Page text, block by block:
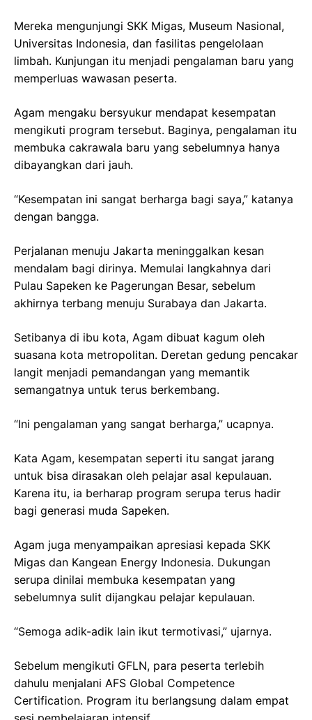
Mereka mengunjungi SKK Migas, Museum Nasional,
Universitas Indonesia, dan fasilitas pengelolaan
limbah. Kunjungan itu menjadi pengalaman baru yang
memperluas wawasan peserta.
Agam mengaku bersyukur mendapat kesempatan
mengikuti program tersebut. Baginya, pengalaman itu
membuka cakrawala baru yang sebelumnya hanya
dibayangkan dari jauh.
“Kesempatan ini sangat berharga bagi saya,” katanya
dengan bangga.
Perjalanan menuju Jakarta meninggalkan kesan
mendalam bagi dirinya. Memulai langkahnya dari
Pulau Sapeken ke Pagerungan Besar, sebelum
akhirnya terbang menuju Surabaya dan Jakarta.
Setibanya di ibu kota, Agam dibuat kagum oleh
suasana kota metropolitan. Deretan gedung pencakar
langit menjadi pemandangan yang memantik
semangatnya untuk terus berkembang.
“Ini pengalaman yang sangat berharga,” ucapnya.
Kata Agam, kesempatan seperti itu sangat jarang
untuk bisa dirasakan oleh pelajar asal kepulauan.
Karena itu, ia berharap program serupa terus hadir
bagi generasi muda Sapeken.
Agam juga menyampaikan apresiasi kepada SKK
Migas dan Kangean Energy Indonesia. Dukungan
serupa dinilai membuka kesempatan yang
sebelumnya sulit dijangkau pelajar kepulauan.
“Semoga adik-adik lain ikut termotivasi,” ujarnya.
Sebelum mengikuti GFLN, para peserta terlebih
dahulu menjalani AFS Global Competence
Certification. Program itu berlangsung dalam empat